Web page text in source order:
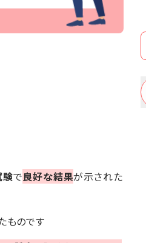
験で良好な結果が示された
ものです